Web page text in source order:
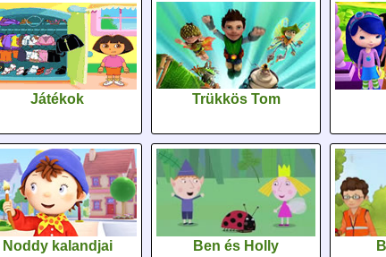
Játékok Trükkös Tom
Noddy kalandjai
Ben és Holly